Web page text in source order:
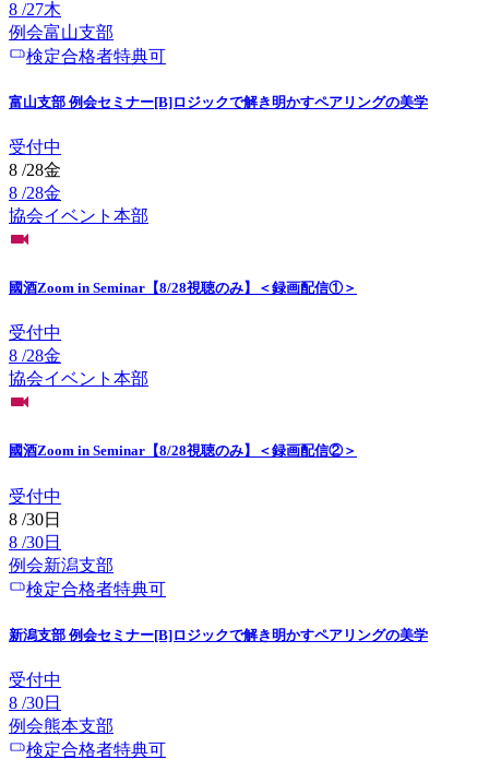
8 /27木
例会富山支部
検定合格者特典可
富山支部 例会セミナー[B]ロジックで解き明かすペアリングの美学
受付中
8 /28金
8 /28金
協会イベント 本部
國酒Zoom in Seminar【8/28視聴のみ】＜録画配信①＞
受付中
8 /28金
協会イベント 本部
國酒Zoom in Seminar【8/28視聴のみ】＜録画配信②＞
受付中
8 /30日
8 /30日
例会新潟支部
検定合格者特典可
新潟支部 例会セミナー[B]ロジックで解き明かすペアリングの美学
受付中
8 /30日
例会熊本支部
検定合格者特典可